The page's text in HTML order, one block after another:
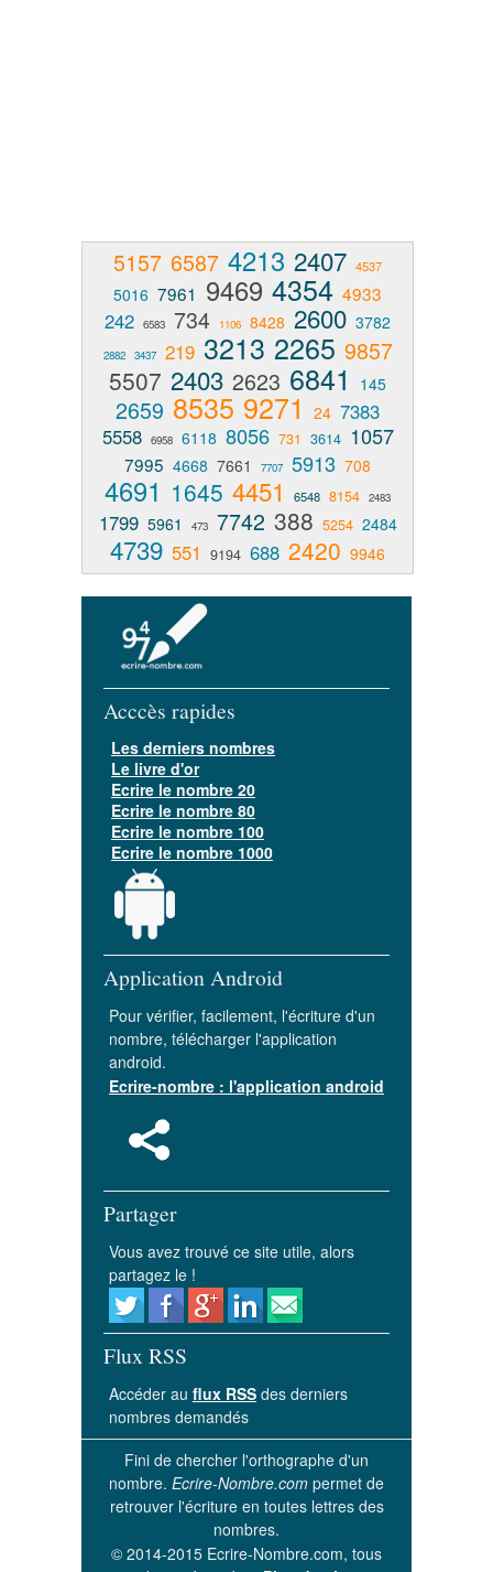
5157 6587 4213 2407 4537
5016 7961 9469 4354 4933
242 6583 734 1106 8428 2600 3782
2882 3437 219 3213 2265 9857
5507 2403 2623 6841 145
2659 8535 9271 24 7383
5558
6958 6118 8056 731 3614 1057
7995 4668 7661 7707 5913 708
4691 1645 4451 6548 8154 2483
1799 5961 473 7742 388 5254 2484
4739 551 9194 688 2420 9946
Acccès rapides
Les derniers nombres
Le livre d'or
Ecrire le nombre 20
Ecrire le nombre 80
Ecrire le nombre 100
Ecrire le nombre 1000
Application Android
Pour vérifier, facilement, l'écriture d'un
nombre, télécharger l'application
android.
Ecrire-nombre : l'application android
Partager
Vous avez trouvé ce site utile, alors
partagez le !
Flux RSS
Accéder au flux RSS des derniers
nombres demandés
Fini de chercher l'orthographe d'un
nombre. Ecrire-Nombre.com permet de
retrouver l'écriture en toutes lettres des
nombres.
© 2014-2015 Ecrire-Nombre.com, tous